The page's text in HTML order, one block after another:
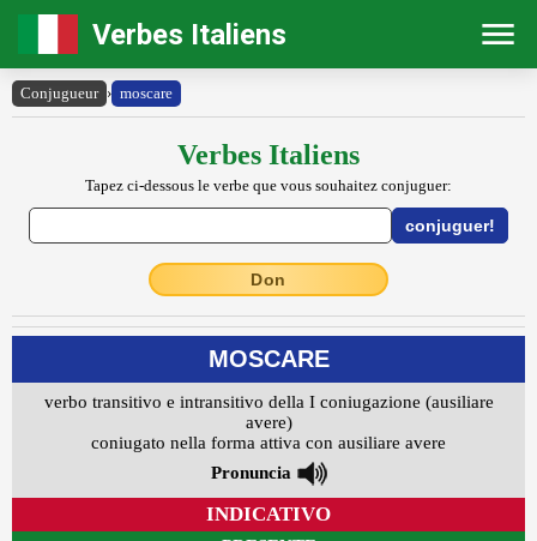
Verbes Italiens
Conjugueur › moscare
Verbes Italiens
Tapez ci-dessous le verbe que vous souhaitez conjuguer:
Don
MOSCARE
verbo transitivo e intransitivo della I coniugazione (ausiliare
avere)
coniugato nella forma attiva con ausiliare avere
Pronuncia
INDICATIVO